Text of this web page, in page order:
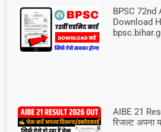
BPSC 72nd
Download
AIBE 21
रिजल्ट अपना